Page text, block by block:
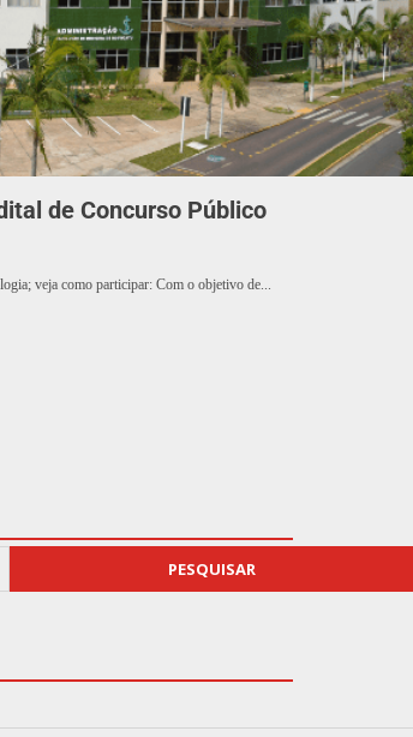
de Concurso Público
veja como participar: Com o objetivo de...
PESQUISAR